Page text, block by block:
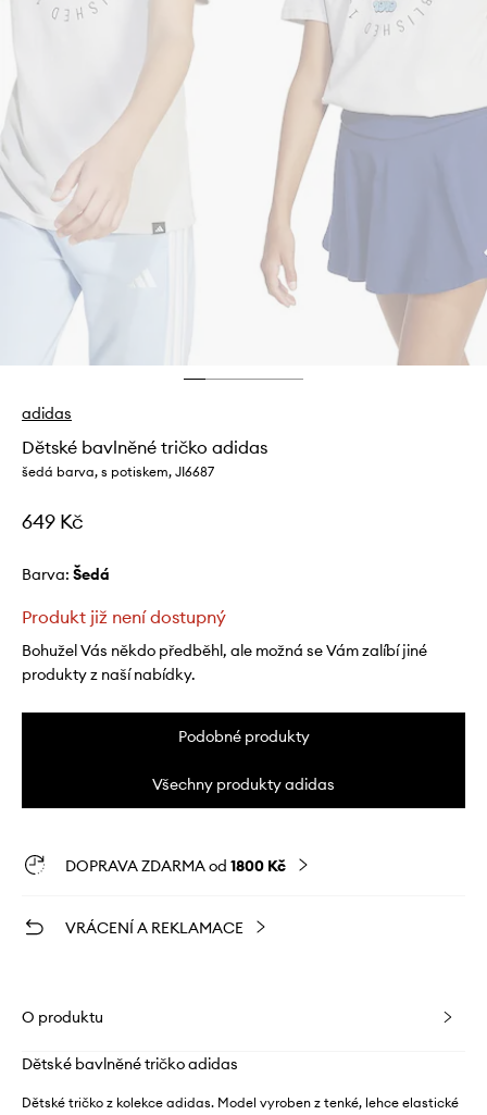
adidas
Dětské bavlněné tričko adidas
šedá barva, s potiskem, JI6687
649 Kč
Barva: šedá
Produkt již není dostupný
Bohužel Vás někdo předběhl, ale možná se Vám zalíbí jiné
produkty z naší nabídky.
Podobné produkty
Všechny produkty adidas
DOPRAVA ZDARMA od 1800 Kč
VRÁCENÍ A REKLAMACE
O produktu
Dětské bavlněné tričko adidas
Dětské tričko z kolekce adidas. Model vyroben z tenké, lehce elastické